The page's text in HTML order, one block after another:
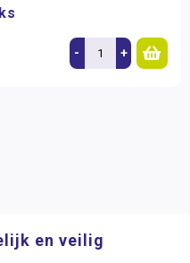
- +
en veilig